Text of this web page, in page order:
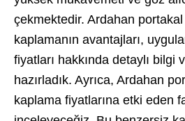
çekmektedir. Ardahan
kaplamanın avantajları,
fiyatları hakkında detaylı bilgi
hazırladık. Ayrıca, Ardahan
kaplama fiyatlarına etki eden